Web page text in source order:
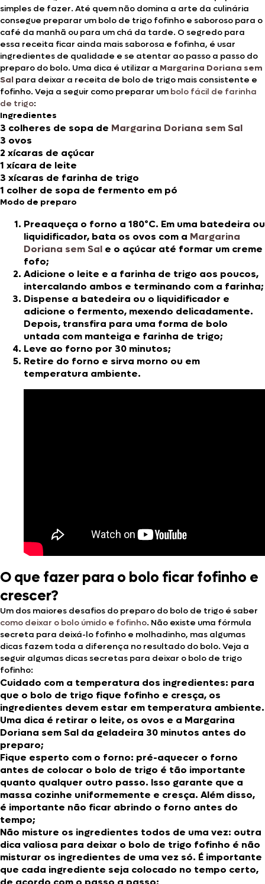
simples de fazer. Até quem não domina a arte da culinária
consegue preparar um bolo de trigo fofinho e saboroso para o
café da manhã ou para um chá da tarde. O segredo para
essa receita ficar ainda mais saborosa e fofinha, é usar
ingredientes de qualidade e se atentar ao passo a passo do
preparo do bolo. Uma dica é utilizar a Margarina Doriana sem
Sal para deixar a receita de bolo de trigo mais consistente e
fofinho. Veja a seguir como preparar um bolo fácil de farinha
de trigo:
Ingredientes
3 colheres de sopa de Margarina Doriana sem Sal
3 ovos
2 xícaras de açúcar
1 xícara de leite
3 xícaras de farinha de trigo
1 colher de sopa de fermento em pó
Modo de preparo
Preaqueça o forno a 180ºC. Em uma batedeira ou
liquidificador, bata os ovos com a Margarina
Doriana sem Sal e o açúcar até formar um creme
fofo;
Adicione o leite e a farinha de trigo aos poucos,
intercalando ambos e terminando com a farinha;
Dispense a batedeira ou o liquidificador e
adicione o fermento, mexendo delicadamente.
Depois, transfira para uma forma de bolo
untada com manteiga e farinha de trigo;
Leve ao forno por 30 minutos;
Retire do forno e sirva morno ou em
temperatura ambiente.
O que fazer para o bolo ficar fofinho e
crescer?
Um dos maiores desafios do preparo do bolo de trigo é saber
como deixar o bolo úmido e fofinho. Não existe uma fórmula
secreta para deixá-lo fofinho e molhadinho, mas algumas
dicas fazem toda a diferença no resultado do bolo. Veja a
seguir algumas dicas secretas para deixar o bolo de trigo
fofinho:
Cuidado com a temperatura dos ingredientes: para
que o bolo de trigo fique fofinho e cresça, os
ingredientes devem estar em temperatura ambiente.
Uma dica é retirar o leite, os ovos e a Margarina
Doriana sem Sal da geladeira 30 minutos antes do
preparo;
Fique esperto com o forno: pré-aquecer o forno
antes de colocar o bolo de trigo é tão importante
quanto qualquer outro passo. Isso garante que a
massa cozinhe uniformemente e cresça. Além disso,
é importante não ficar abrindo o forno antes do
tempo;
Não misture os ingredientes todos de uma vez: outra
dica valiosa para deixar o bolo de trigo fofinho é não
misturar os ingredientes de uma vez só. É importante
que cada ingrediente seja colocado no tempo certo,